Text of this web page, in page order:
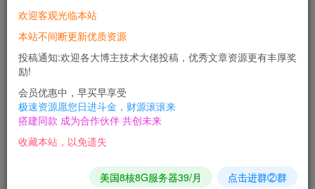
V5.6版
1.用户编辑时间同步添加的
欢迎客观光临本站
本站不间断更新优质资源
投稿通知:欢迎各大博主技术大佬投稿，优秀文章资源更有丰厚奖
励!
会员优惠中，早买早享受
极速资源愿您日进斗金，财源滚滚来
搭建同款 成为合作伙伴 共创未来
收藏本站，以免遗失
美国8核8G服务器39/月 点击进群②群